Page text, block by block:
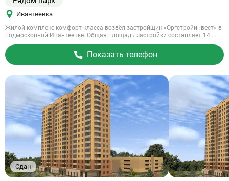
Ивантеевка
Жилой комплекс комфорт-класса возвёл застройщик «Оргстройинвест» в
подмосковной Ивантеевке. Общая площадь застройки составляет 14 ...
Показать телефон
Сдан